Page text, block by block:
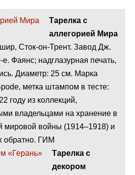
Тарелка с
аллегорией Мира
Сток-он-Трент. Завод Дж.
Фаянс; надглазурная печать,
Диаметр: 25 см. Марка
метка штампом в тесте:
году из коллекций,
владельцами на хранение в
войны (1914–1918) и
обратно. ГИМ
Тарелка с
декором